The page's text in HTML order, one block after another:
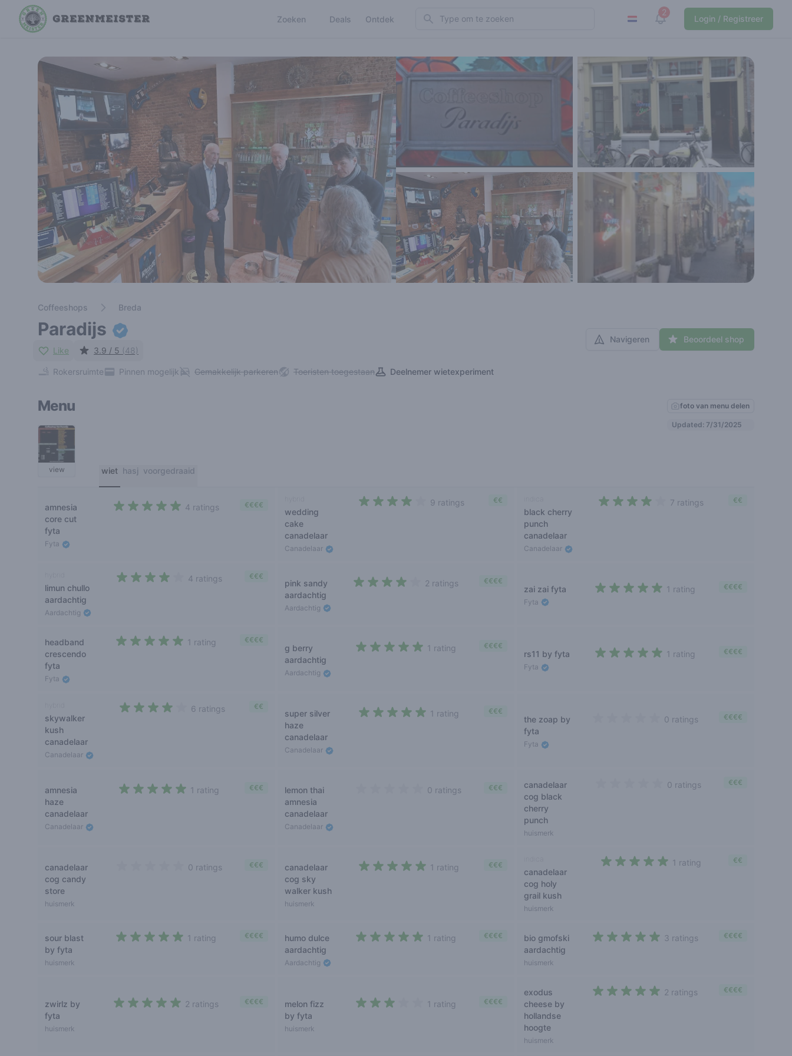
Zoeken Deals Ontdek Search 2
View notifications
Login / Registreer
Coffeeshops Breda
Paradijs
Like 3.9 / 5 (48)
Rokersruimte Pinnen mogelijk Gemakkelijk parkeren Toeristen toegestaan Deelnemer wietexperiment
Navigeren Beoordeel shop
Menu
view wiet hasj voorgedraaid
foto van menu delen
Updated: 7/31/2025
amnesia
core cut
fyta
Fyta
4 ratings €€€€
wedding
cake
canadelaar
Canadelaar
9 ratings €€
black cherry
punch
canadelaar
Canadelaar
7 ratings €€
limun chullo
aardachtig
Aardachtig
4 ratings €€€
pink sandy
aardachtig
Aardachtig
2 ratings €€€€
zai zai fyta
Fyta
1 rating €€€€
headband
crescendo
fyta
Fyta
1 rating €€€€
g berry
aardachtig
Aardachtig
1 rating €€€€
rs11 by fyta
Fyta
1 rating €€€€
skywalker
kush
canadelaar
Canadelaar
6 ratings €€
super silver
haze
canadelaar
Canadelaar
1 rating €€€
the zoap by
fyta
Fyta
0 ratings €€€€
amnesia
haze
canadelaar
Canadelaar
1 rating €€€
lemon thai
amnesia
canadelaar
Canadelaar
0 ratings €€€
canadelaar
cog black
cherry
punch
huismerk
0 ratings €€€
canadelaar
cog candy
store
huismerk
0 ratings €€€
canadelaar
cog sky
walker kush
huismerk
1 rating €€€
canadelaar
cog holy
grail kush
huismerk
1 rating €€
sour blast
by fyta
huismerk
1 rating €€€€
humo dulce
aardachtig
Aardachtig
1 rating €€€€
bio gmofski
aardachtig
huismerk
3 ratings €€€€
zwirlz by
fyta
huismerk
2 ratings €€€€
melon fizz
by fyta
huismerk
1 rating €€€€
exodus
cheese by
hollandse
hoogte
huismerk
2 ratings €€€€